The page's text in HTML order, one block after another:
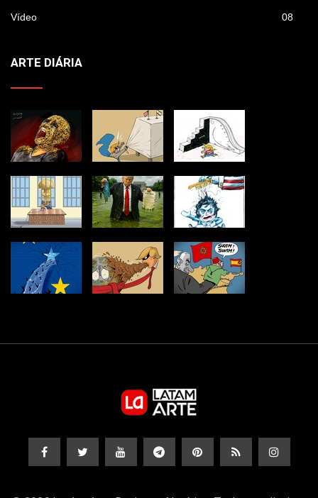
Vídeo 08
ARTE DIÁRIA